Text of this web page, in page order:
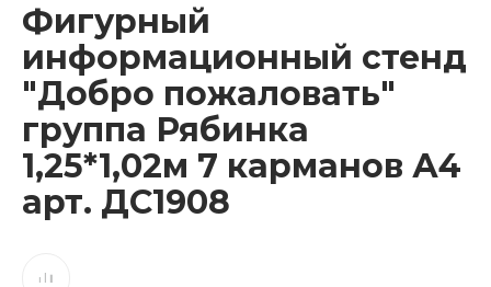
Фигурный
информационный стенд
"Добро пожаловать"
группа Рябинка
1,25*1,02м 7 карманов А4
арт. ДС1908